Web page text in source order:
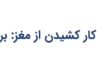
کار کشیدن از مغز: